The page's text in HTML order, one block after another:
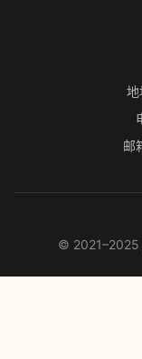
地
邮
© 2021–2025